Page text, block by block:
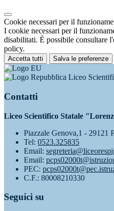
Cookie necessari per il
I cookie necessari per il
disabilitati. È possibile consultare
policy.
Accetta tutti Salva le preferenze
Liceo
Contatti
Liceo Scientifico Statale
Piazzale Genova,1 - 29121
Tel: 0523.325835
Email:
Email:
PEC:
C.F.: 80008210330
Seguici su